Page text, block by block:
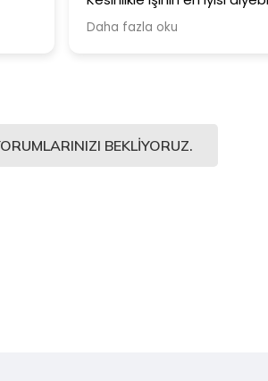
Şiddetle tavsiye ediyorum.
Daha fazla oku
BEKLIYORUZ.